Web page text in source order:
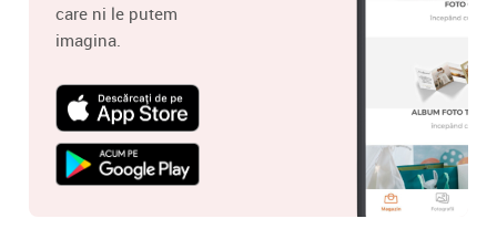
care ni le putem
imagina.